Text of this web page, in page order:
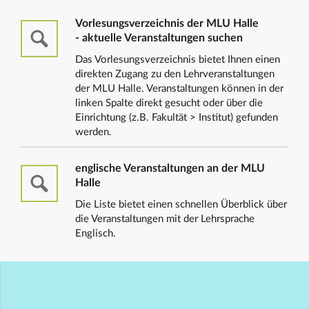
Vorlesungsverzeichnis der MLU Halle
- aktuelle Veranstaltungen suchen
Das Vorlesungsverzeichnis bietet Ihnen einen
direkten Zugang zu den Lehrveranstaltungen
der MLU Halle. Veranstaltungen können in der
linken Spalte direkt gesucht oder über die
Einrichtung (z.B. Fakultät > Institut) gefunden
werden.
englische Veranstaltungen an der MLU
Halle
Die Liste bietet einen schnellen Überblick über
die Veranstaltungen mit der Lehrsprache
Englisch.